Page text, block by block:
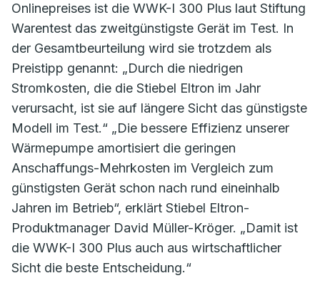
Onlinepreises ist die WWK-I 300 Plus laut Stiftung
Warentest das zweitgünstigste Gerät im Test. In
der Gesamtbeurteilung wird sie trotzdem als
Preistipp genannt: „Durch die niedrigen
Stromkosten, die die Stiebel Eltron im Jahr
verursacht, ist sie auf längere Sicht das günstigste
Modell im Test.“ „Die bessere Effizienz unserer
Wärmepumpe amortisiert die geringen
Anschaffungs-Mehrkosten im Vergleich zum
günstigsten Gerät schon nach rund eineinhalb
Jahren im Betrieb“, erklärt Stiebel Eltron-
Produktmanager David Müller-Kröger. „Damit ist
die WWK-I 300 Plus auch aus wirtschaftlicher
Sicht die beste Entscheidung.“